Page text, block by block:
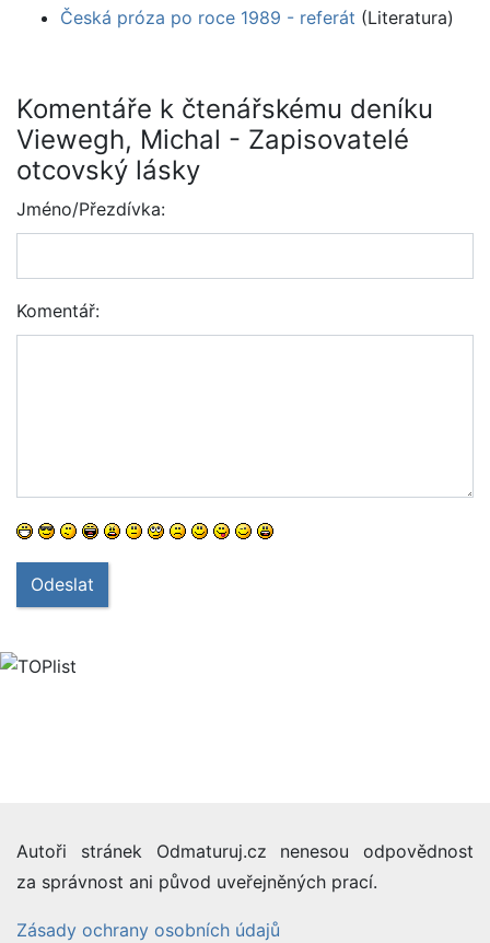
Česká próza po roce 1989 - referát (Literatura)
Komentáře k čtenářskému deníku
Viewegh, Michal - Zapisovatelé
otcovský lásky
Jméno/Přezdívka:
Komentář:
Odeslat
Autoři stránek Odmaturuj.cz nenesou odpovědnost
za správnost ani původ uveřejněných prací.
Zásady ochrany osobních údajů